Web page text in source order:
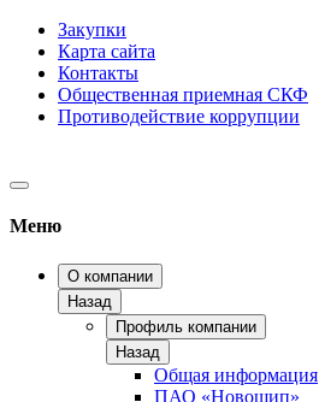
Закупки
Карта сайта
Контакты
Общественная приемная СКФ
Противодействие коррупции
Меню
О компании
Назад
Профиль компании
Назад
Общая информация
ПАО «Новошип»